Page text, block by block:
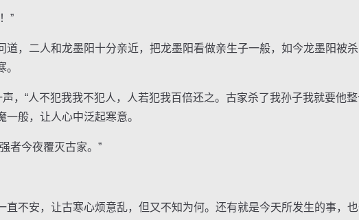
”
，二人和龙墨阳十分亲近，把龙墨阳看做亲生子一般，如今龙墨阳被
“人不犯我我不犯人，人若犯我百倍还之。古家杀了我孙子我就要他整
般，让人心中泛起寒意。
今夜覆灭古家。”
不安，让古寒心烦意乱，但又不知为何。还有就是今天所发生的事，